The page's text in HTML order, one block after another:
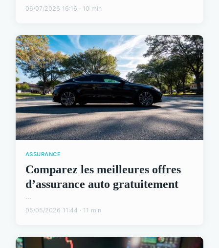
06/07/2026 16:16 · 10 min
ASSURANCE
Comparez les meilleures offres
d’assurance auto gratuitement
...
05/05/2026 11:44 · 11 min